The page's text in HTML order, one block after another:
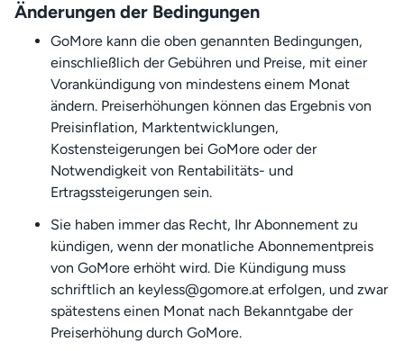
Änderungen der Bedingungen
GoMore kann die oben genannten Bedingungen,
einschließlich der Gebühren und Preise, mit einer
Vorankündigung von mindestens einem Monat
ändern. Preiserhöhungen können das Ergebnis von
Preisinflation, Marktentwicklungen,
Kostensteigerungen bei GoMore oder der
Notwendigkeit von Rentabilitäts- und
Ertragssteigerungen sein.
Sie haben immer das Recht, Ihr Abonnement zu
kündigen, wenn der monatliche Abonnementpreis
von GoMore erhöht wird. Die Kündigung muss
schriftlich an keyless@gomore.at erfolgen, und zwar
spätestens einen Monat nach Bekanntgabe der
Preiserhöhung durch GoMore.